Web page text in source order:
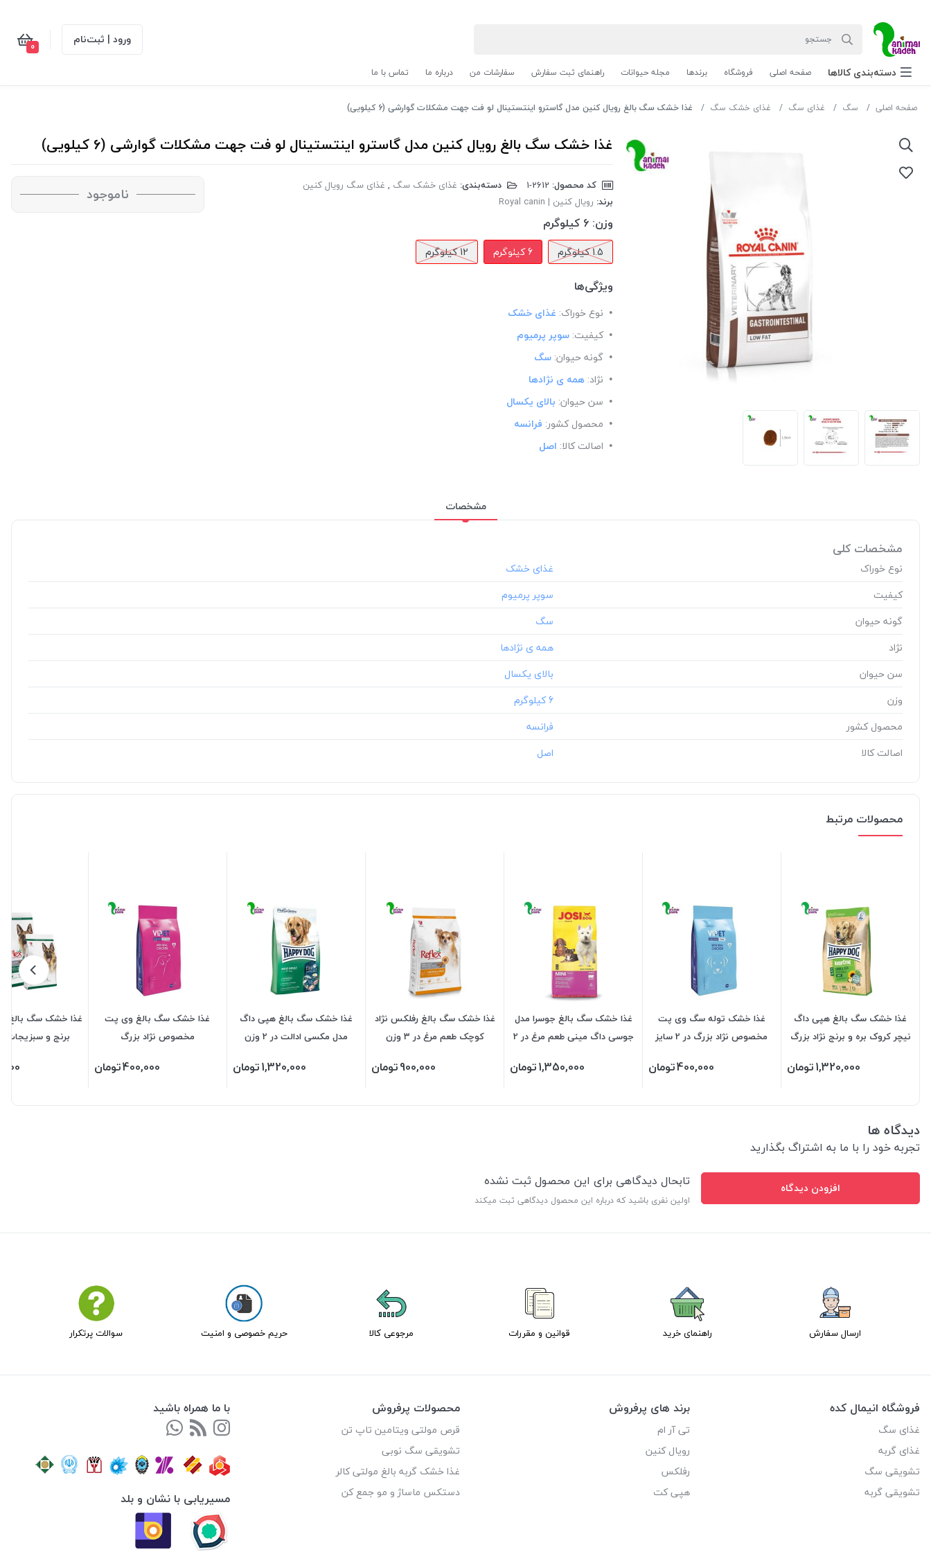
ورود | ثبت‌نام 0
دسته‌بندی‌ کالاها صفحه اصلی فروشگاه برندها مجله حیوانات راهنمای ثبت سفارش سفارشات من درباره ما تماس با ما
صفحه اصلی سگ غذای سگ غذای خشک سگ غذا خشک سگ بالغ رویال کنین مدل گاسترو اینتستینال لو فت جهت مشکلات گوارشی (6 کیلویی)
غذا خشک سگ بالغ رویال کنین مدل گاسترو اینتستینال لو فت جهت مشکلات گوارشی (6 کیلویی)
کد محصول: دسته‌بندی: غذای خشک سگ , غذای سگ رویال کنین
برند: رویال کنین | Royal canin
وزن: 6 کیلوگرم
1.5 کیلوگرم 6 کیلوگرم 12 کیلوگرم
ویژگی‌ها
نوع خوراک: غذای خشک
کیفیت: سوپر پرمیوم
گونه حیوان: سگ
نژاد: همه ی نژادها
سن حیوان: بالای یکسال
محصول کشور: فرانسه
اصالت کالا: اصل
ناموجود
مشخصات
مشخصات کلی
نوع خوراک
کیفیت
گونه حیوان
نژاد
سن حیوان
وزن
‎6 کیلوگرم
محصول کشور
اصالت کالا
محصولات مرتبط
غذا خشک سگ بالغ هپی داگ
نیچر کروک بره و برنج نژاد بزرگ
1,320,000تومان
غذا خشک توله سگ وی پت
مخصوص نژاد بزرگ در 2 سایز
400,000تومان
غذا خشک سگ بالغ جوسرا مدل
جوسی داگ مینی طعم مرغ در 2
1,350,000تومان
غذا خشک سگ بالغ رفلکس نژاد
کوچک طعم مرغ در 3 وزن
900,000تومان
غذا خشک سگ بالغ هپی داگ
مدل مکسی ادالت در 2 وزن
1,320,000تومان
غذا خشک سگ بالغ وی پت
مخصوص نژاد بزرگ
400,000تومان
غذا خشک سگ بالغ
برنج و سبزیجات در 3
دیدگاه ها
تجربه خود را با ما به اشتراگ بگذارید
افزودن دیدگاه تابحال دیدگاهی برای این محصول ثبت نشده
اولین نفری باشید که درباره این محصول دیدگاهی ثبت میکند
ارسال سفارش راهنمای خرید قوانین و مقررات مرجوعی کالا حریم خصوصی و امنیت سوالات پرتکرار
فروشگاه انیمال کده
غذای سگ
غذای گربه
تشویقی سگ
تشویقی گربه
برند های پرفروش
تی آر ام
رویال کنین
رفلکس
هپی کت
محصولات پرفروش
قرص مولتی ویتامین تاپ تن
تشویقی سگ نوبی
غذا خشک گربه بالغ مولتی کالر
دستکس ماساژ و مو جمع کن
با ما همراه باشید
مسیریابی با نشان و بلد